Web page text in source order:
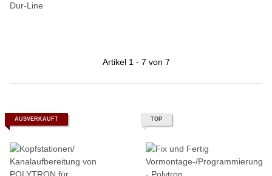
Dur-Line
Artikel 1 - 7 von 7
AUSVERKAUFT TOP